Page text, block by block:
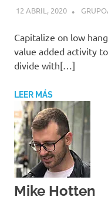
12 ABRIL, 2020
Capitalize on low
value added activity
divide with[…]
LEER MÁS
Mike Hotten